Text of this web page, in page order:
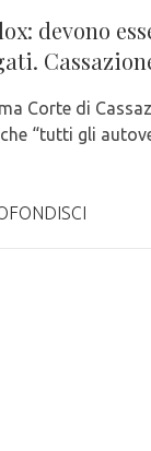
devono
Corte di
“tutti gli